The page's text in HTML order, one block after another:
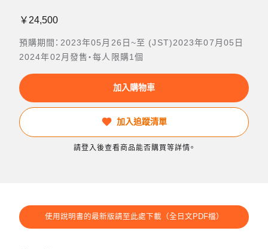
￥24,500
預購期間：2023年05月26日~至 (JST)2023年07月05日
2024年02月發售・每人限購1個
加入購物車
加入追蹤清單
請登入後查看商品能否購買等詳情。
使用說明書的最新版請至此處下載（全日文PDF檔）